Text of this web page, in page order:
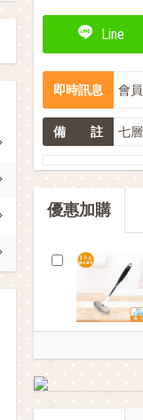
Line
即時訊息
會
部
備 註 七
優惠加購